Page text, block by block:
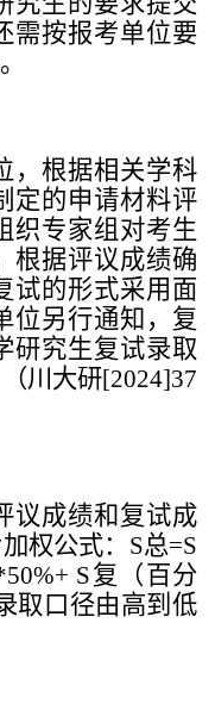
需按报考单位要
，根据相关学科
定的申请材料评
织专家组对考生
根据评议成绩确
试的形式采用面
位另行通知，复
研究生复试录取
川大研[2024]37
议成绩和复试成
权公式：S总=S
S复（百分
取口径由高到低